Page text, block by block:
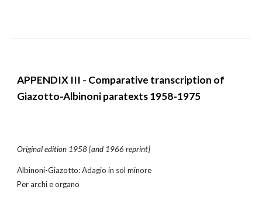
APPENDIX III - Comparative transcription of
Giazotto-Albinoni paratexts 1958-1975
Original edition 1958 [and 1966 reprint]
Albinoni-Giazotto:Adagio in sol minore
Per archi e organo